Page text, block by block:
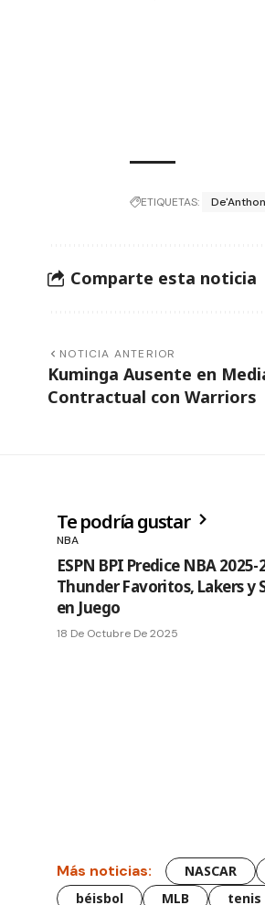
ETIQUETAS:
Comparte esta noticia
NOTICIA ANTERIOR
Kuminga Ausente en
Contractual con Warriors
Te podría gustar
NBA
ESPN BPI Predice NBA 2025-
Thunder Favoritos, Lakers y
en Juego
18 De Octubre De 2025
Más noticias: NASCAR
béisbol
MLB tenis